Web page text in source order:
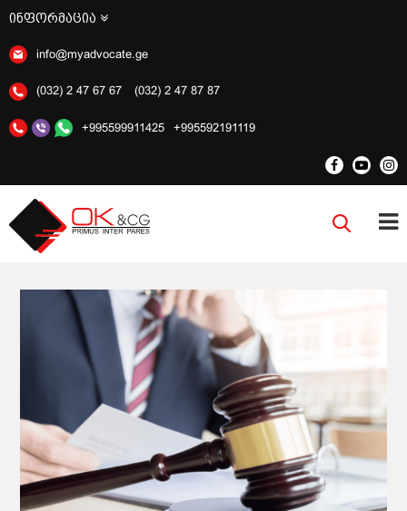
ინფორმაცია
info@myadvocate.ge
(032) 2 47 67 67 (032) 2 47 87 87
+995599911425 +995592191119